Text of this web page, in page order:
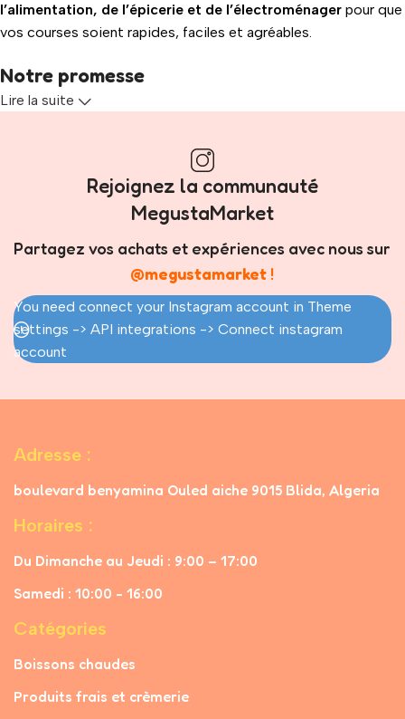
l’alimentation, de l’épicerie et de l’électroménager pour que
vos courses soient rapides, faciles et agréables.
Notre promesse
: boissons chaudes, snacks, produits frais, épicerie
asiatique, détergents et bien plus encore.
Prix justes: profiter du meilleur sans se ruiner.
: navigation facile, paiement sécurisé et livraison
rapide directement chez vous.
Pourquoi Megusta ?
deviennent un jeu d’enfant !
Lire la suite
Rejoignez la communauté
MegustaMarket
Partagez vos achats et expériences avec nous sur
@megustamarket !
You need connect your Instagram account in Theme
settings -> API integrations -> Connect instagram
account
Adresse :
boulevard benyamina Ouled aiche 9015 Blida, Algeria
Horaires :
Du Dimanche au Jeudi : 9:00 – 17:00
Samedi : 10:00 - 16:00
Catégories
Boissons chaudes
Produits frais et crèmerie